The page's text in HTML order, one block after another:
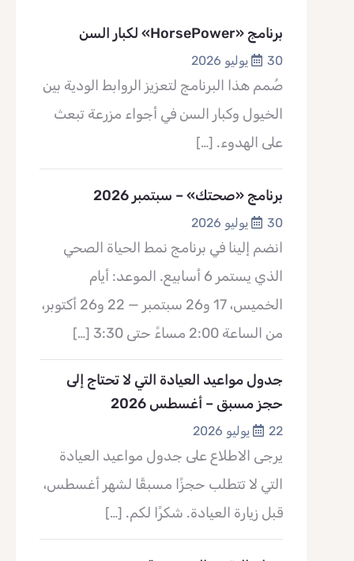
برنامج «HorsePower» لكبار السن
30 يوليو 2026
صُمم هذا البرنامج لتعزيز الروابط الودية بين
الخيول وكبار السن في أجواء مزرعة تبعث
على الهدوء. […]
برنامج «صحتك» – سبتمبر 2026
30 يوليو 2026
انضم إلينا في برنامج نمط الحياة الصحي
الذي يستمر 6 أسابيع. الموعد: أيام
الخميس، 17 و26 سبتمبر — 22 و26 أكتوبر،
من الساعة 2:00 مساءً حتى 3:30
[…]
جدول مواعيد العيادة التي لا تحتاج إلى
حجز مسبق – أغسطس 2026
22 يوليو 2026
يرجى الاطلاع على جدول مواعيد العيادة
التي لا تتطلب حجزًا مسبقًا لشهر أغسطس،
قبل زيارة العيادة. شكرًا لكم. […]